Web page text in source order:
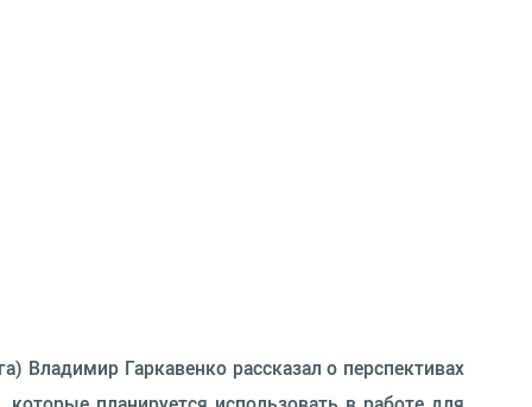
Владимир Гаркавенко рассказал о перспективах